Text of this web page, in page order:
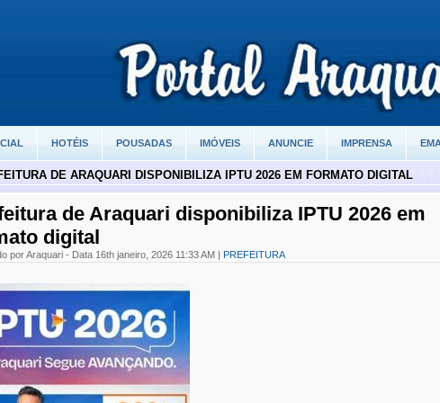
HOTÉIS POUSADAS IMÓVEIS ANUNCIE IMPRENSA
DE ARAQUARI DISPONIBILIZA IPTU 2026 EM FORMATO DIGITAL
de Araquari disponibiliza IPTU 2026 em
digital
por Araquari - Data 16th janeiro, 2026 11:33 AM | PREFEITURA